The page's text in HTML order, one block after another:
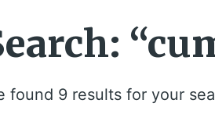
found 9 results for your